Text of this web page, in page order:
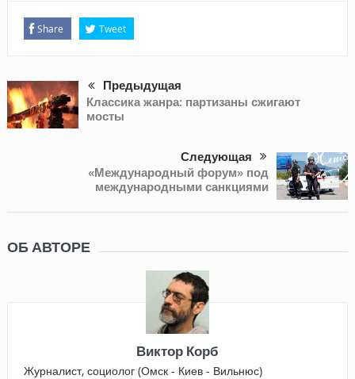
Share Tweet
Предыдущая
Классика жанра: партизаны сжигают
мосты
Следующая
«Международный форум» под
международными санкциями
ОБ АВТОРЕ
Виктор Корб
Журналист, социолог (Омск - Киев - Вильнюс)